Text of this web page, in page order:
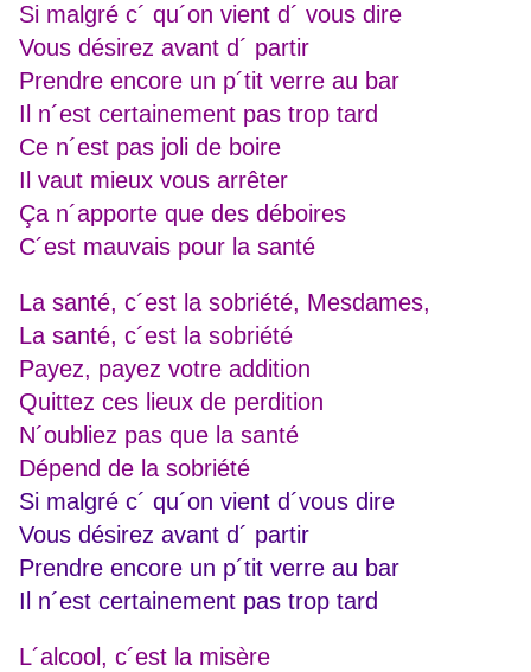
Si malgré c´ qu´on vient d´ vous dire
Vous désirez avant d´ partir
Prendre encore un p´tit verre au bar
Il n´est certainement pas trop tard
Ce n´est pas joli de boire
Il vaut mieux vous arrêter
Ça n´apporte que des déboires
C´est mauvais pour la santé
La santé, c´est la sobriété, Mesdames,
La santé, c´est la sobriété
Payez, payez votre addition
Quittez ces lieux de perdition
N´oubliez pas que la santé
Dépend de la sobriété
Si malgré c´ qu´on vient d´vous dire
Vous désirez avant d´ partir
Prendre encore un p´tit verre au bar
Il n´est certainement pas trop tard
L´alcool, c´est la misère